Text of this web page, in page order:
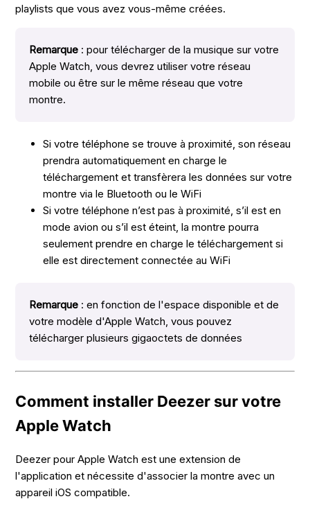
playlists que vous avez vous-même créées.
Remarque : pour télécharger de la musique sur votre
Apple Watch, vous devrez utiliser votre réseau
mobile ou être sur le même réseau que votre
montre.
Si votre téléphone se trouve à proximité, son réseau
prendra automatiquement en charge le
téléchargement et transfèrera les données sur votre
montre via le Bluetooth ou le WiFi
Si votre téléphone n’est pas à proximité, s’il est en
mode avion ou s’il est éteint, la montre pourra
seulement prendre en charge le téléchargement si
elle est directement connectée au WiFi
Remarque : en fonction de l'espace disponible et de
votre modèle d'Apple Watch, vous pouvez
télécharger plusieurs gigaoctets de données
Comment installer Deezer sur votre
Apple Watch
Deezer pour Apple Watch est une extension de
l'application et nécessite d'associer la montre avec un
appareil iOS compatible.